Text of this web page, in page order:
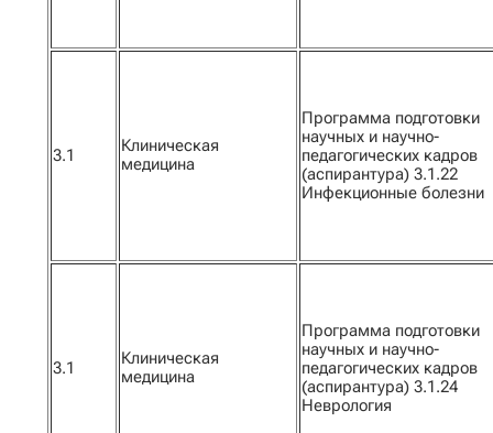
3.1
Клиническая
медицина
Программа подготовки
научных и научно-
педагогических кадров
(аспирантура) 3.1.22
Инфекционные болезни
3.1
Клиническая
медицина
Программа подготовки
научных и научно-
педагогических кадров
(аспирантура) 3.1.24
Неврология